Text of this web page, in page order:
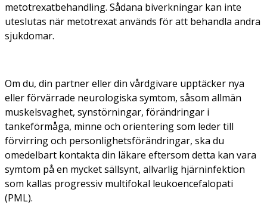
metotrexatbehandling. Sådana biverkningar kan inte
uteslutas när metotrexat används för att behandla andra
sjukdomar.
Om du, din partner eller din vårdgivare upptäcker nya
eller förvärrade neurologiska symtom, såsom allmän
muskelsvaghet, synstörningar, förändringar i
tankeförmåga, minne och orientering som leder till
förvirring och personlighetsförändringar, ska du
omedelbart kontakta din läkare eftersom detta kan vara
symtom på en mycket sällsynt, allvarlig hjärninfektion
som kallas progressiv multifokal leukoencefalopati
(PML).